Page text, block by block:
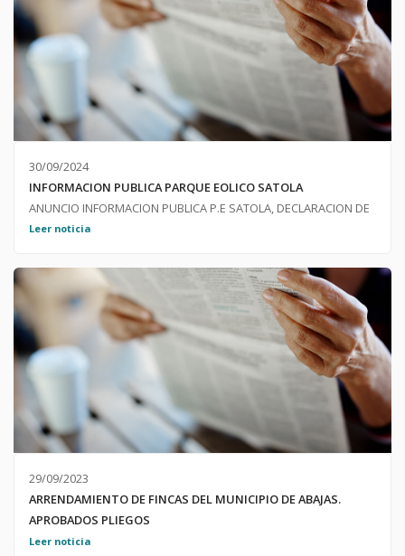
30/09/2024
INFORMACION PUBLICA PARQUE EOLICO SATOLA
ANUNCIO INFORMACION PUBLICA P.E SATOLA, DECLARACION DE
IMPACTO AMBIENTAL Y AUTORIZACION ADMINISTRATIVA PREVIA.
Leer noticia
29/09/2023
ARRENDAMIENTO DE FINCAS DEL MUNICIPIO DE ABAJAS.
APROBADOS PLIEGOS
Por el Pleno del Ayuntamiento de Abajas, se aprobaron, el día
Leer noticia